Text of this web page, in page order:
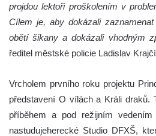
projdou lektoři proškolením v
Cílem je, aby dokázali
obětí šikany a dokázali vhodným
ředitel městské policie Ladislav
Vrcholem prvního roku projektu
představení O vílách a Králi draků.
příběhem a pod režijním
nastudujeherecké Studio DFXŠ,